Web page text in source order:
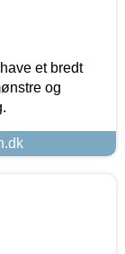
et bredt
og